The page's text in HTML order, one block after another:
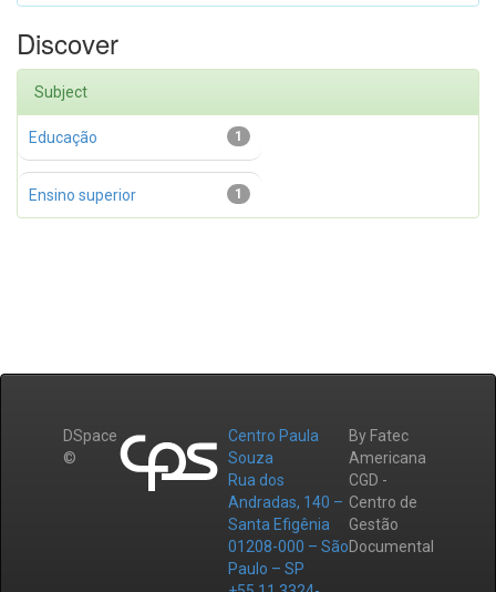
Discover
Subject
1
Educação
1
Ensino superior
DSpace
©
Centro Paula
Souza
Rua dos
Andradas, 140 –
Santa Efigênia
01208-000 – São
Paulo – SP
By Fatec
Americana
CGD -
Centro de
Gestão
Documental